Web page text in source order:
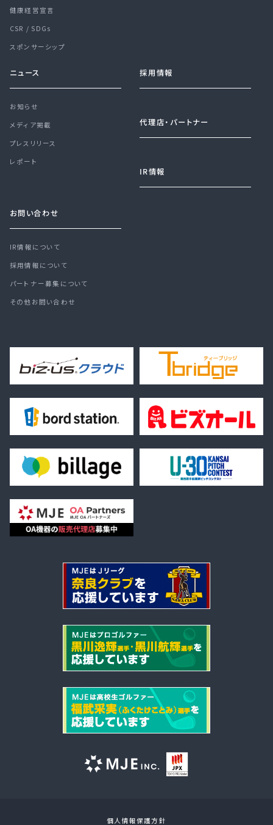
健康経営宣言
CSR / SDGs
スポンサーシップ
ニュース
お知らせ
メディア掲載
プレスリリース
レポート
採用情報
代理店・パートナー
IR情報
お問い合わせ
IR情報について
採用情報について
パートナー募集について
その他お問い合わせ
個人情報保護方針